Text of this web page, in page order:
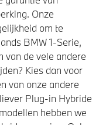
Onze
om te
BMW 1-Serie,
van de vele andere
Kies dan voor
van onze andere
Plug-in Hybride
hebben we